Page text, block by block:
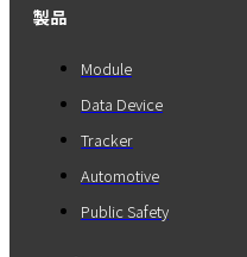
製品
Module
Data Device
Tracker
Automotive
Public Safety